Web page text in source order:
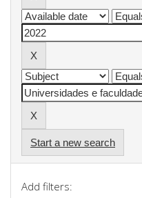
Start a new search
Add filters: